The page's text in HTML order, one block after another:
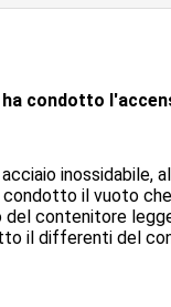
condotto
inossidabile,
il vuoto
del contenitore
il differenti del